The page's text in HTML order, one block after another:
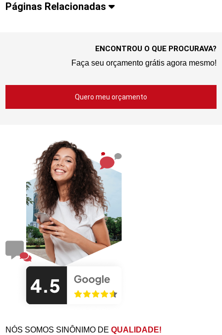
Páginas Relacionadas
ENCONTROU O QUE PROCURAVA?
Faça seu orçamento grátis agora mesmo!
Quero meu orçamento
NÓS SOMOS SINÔNIMO DEQUALIDADE!